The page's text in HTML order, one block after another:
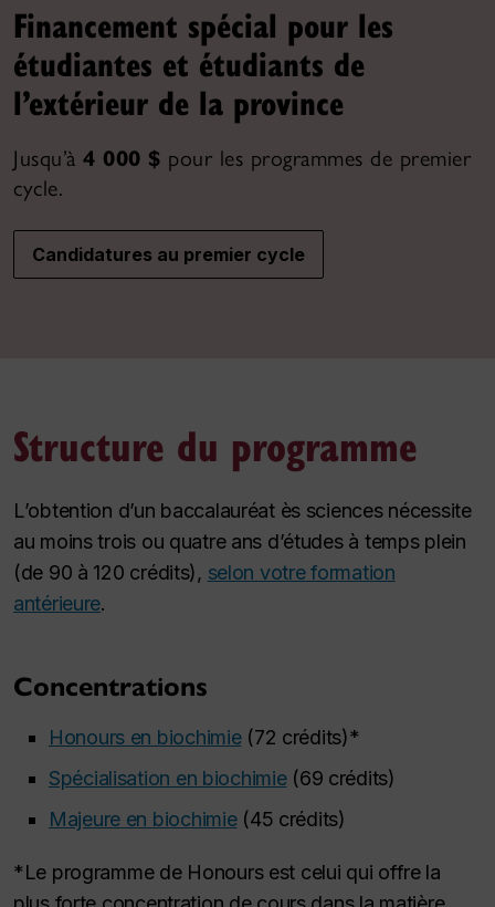
Financement spécial pour les
étudiantes et étudiants de
l’extérieur de la province
Jusqu’à 4 000 $ pour les programmes de premier
cycle.
Candidatures au premier cycle
Structure du programme
L’obtention d’un baccalauréat ès sciences nécessite
au moins trois ou quatre ans d’études à temps plein
(de 90 à 120 crédits), selon votre formation
antérieure.
Concentrations
Honours en biochimie(72 crédits)*
Spécialisation en biochimie(69 crédits)
Majeure en biochimie(45 crédits)
*Le programme de Honoursest celui qui offre la